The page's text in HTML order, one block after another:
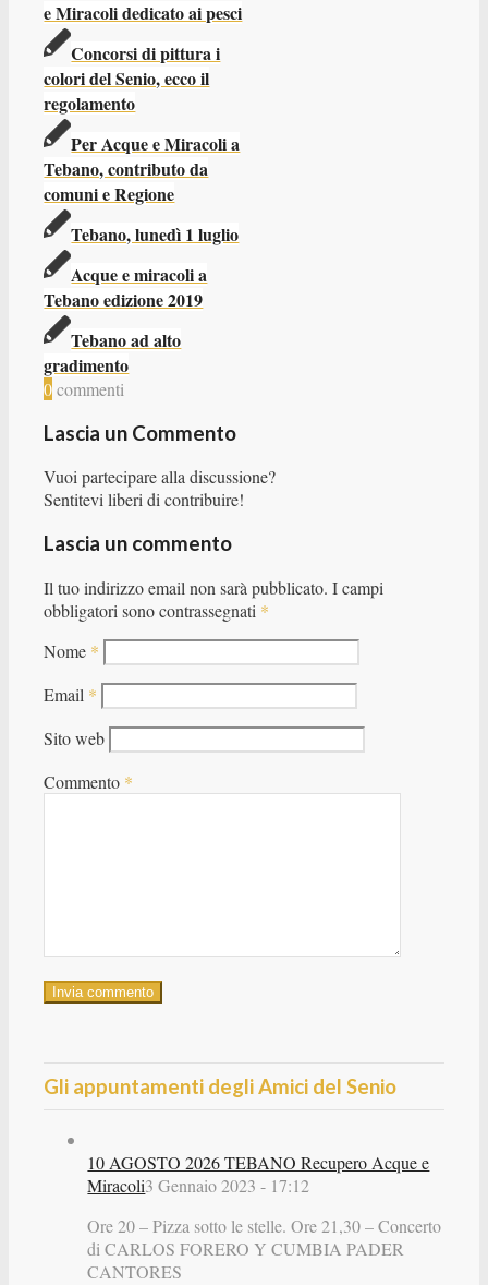
e Miracoli dedicato ai pesci
Concorsi di pittura i
colori del Senio, ecco il
regolamento
Per Acque e Miracoli a
Tebano, contributo da
comuni e Regione
Tebano, lunedì 1 luglio
Acque e miracoli a
Tebano edizione 2019
Tebano ad alto
gradimento
0 commenti
Lascia un Commento
Vuoi partecipare alla discussione?
Sentitevi liberi di contribuire!
Lascia un commento
Il tuo indirizzo email non sarà pubblicato. I campi
obbligatori sono contrassegnati *
Nome *
Email *
Sito web
Commento *
Gli appuntamenti degli Amici del Senio
10 AGOSTO 2026 TEBANO Recupero Acque e
Miracoli3 Gennaio 2023 - 17:12
Ore 20 – Pizza sotto le stelle. Ore 21,30 – Concerto
di CARLOS FORERO Y CUMBIA PADER
CANTORES